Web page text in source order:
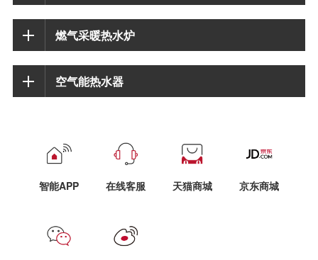
燃气采暖热水炉
空气能热水器
智能APP 在线客服 天猫商城 京东商城